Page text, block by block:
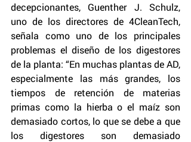
decepcionantes, Guenther J. Schulz,
uno de los directores de 4CleanTech,
señala como uno de los principales
problemas el diseño de los digestores
de la planta: “En muchas plantas de AD,
especialmente las más grandes, los
tiempos de retención de materias
primas como la hierba o el maíz son
demasiado cortos, lo que se debe a que
los digestores son demasiado